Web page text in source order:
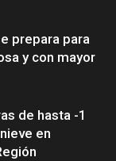
prepara para
y con mayor
de hasta -1
en